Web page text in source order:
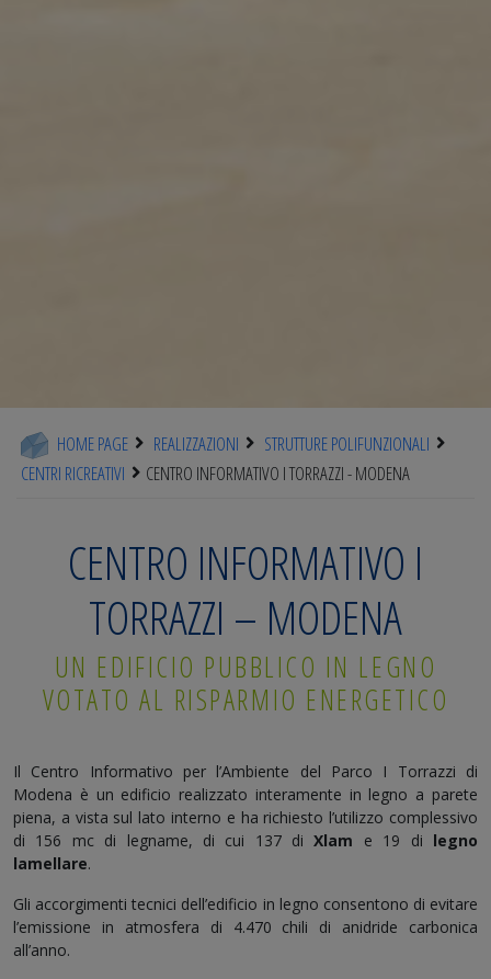
HOME PAGE REALIZZAZIONI
STRUTTURE POLIFUNZIONALI
CENTRI RICREATIVI
CENTRO INFORMATIVO I TORRAZZI - MODENA
CENTRO INFORMATIVO I
TORRAZZI – MODENA
UN EDIFICIO PUBBLICO IN LEGNO
VOTATO AL RISPARMIO ENERGETICO
Il Centro Informativo per l’Ambiente del Parco I Torrazzi di
Modena è un edificio realizzato interamente in legno a parete
piena, a vista sul lato interno e ha richiesto l’utilizzo complessivo
di 156 mc di legname, di cui 137 diXlam e 19 di legno
lamellare.
Gli accorgimenti tecnici dell’edificio in legno consentono di evitare
l’emissione in atmosfera di 4.470 chili di anidride carbonica
all’anno.